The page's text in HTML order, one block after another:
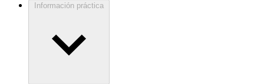
Información práctica